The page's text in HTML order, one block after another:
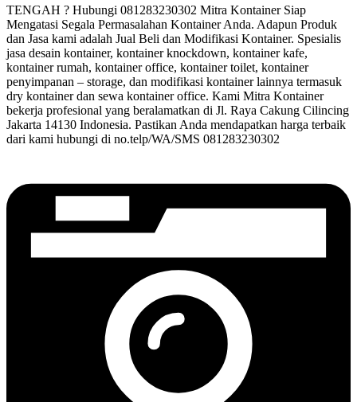
TENGAH ? Hubungi 081283230302 Mitra Kontainer Siap
Mengatasi Segala Permasalahan Kontainer Anda. Adapun Produk
dan Jasa kami adalah Jual Beli dan Modifikasi Kontainer. Spesialis
jasa desain kontainer, kontainer knockdown, kontainer kafe,
kontainer rumah, kontainer office, kontainer toilet, kontainer
penyimpanan – storage, dan modifikasi kontainer lainnya termasuk
dry kontainer dan sewa kontainer office. Kami Mitra Kontainer
bekerja profesional yang beralamatkan di Jl. Raya Cakung Cilincing
Jakarta 14130 Indonesia. Pastikan Anda mendapatkan harga terbaik
dari kami hubungi di no.telp/WA/SMS 081283230302